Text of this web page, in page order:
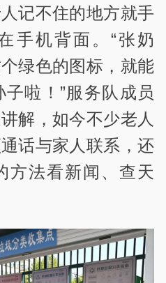
记不住的地方就手
手机背面。“张奶
绿色的图标，就能
啦！”服务队成员
解，如今不少老人
话与家人联系，还
方法看新闻、查天